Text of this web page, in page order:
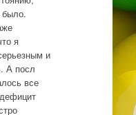
было.
я
и
А посл
все